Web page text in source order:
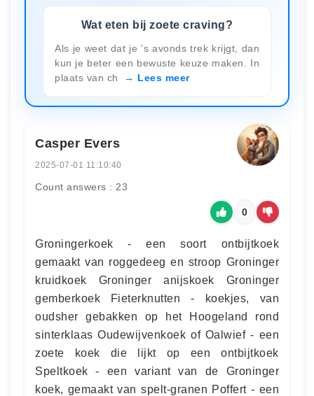
Wat eten bij zoete craving?
Als je weet dat je ’s avonds trek krijgt, dan
kun je beter een bewuste keuze maken. In
plaats van ch
Lees meer
Casper Evers
2025-07-01 11:10:40
Count answers : 23
0
Groningerkoek - een soort ontbijtkoek
gemaakt van roggedeeg en stroop Groninger
kruidkoek Groninger anijskoek Groninger
gemberkoek Fieterknutten - koekjes, van
oudsher gebakken op het Hoogeland rond
sinterklaas Oudewijvenkoek of Oalwief - een
zoete koek die lijkt op een ontbijtkoek
Speltkoek - een variant van de Groninger
koek, gemaakt van spelt-granen Poffert - een